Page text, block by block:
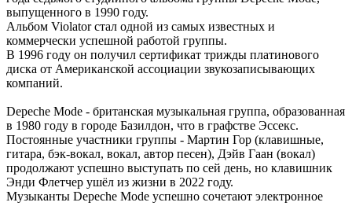
выпущенного в 1990 году.
Альбом Violator стал одной из самых известных и
коммерчески успешной работой группы.
В 1996 году он получил сертификат трижды платинового
диска от Американской ассоциации звукозаписывающих
компаний.
Depeche Mode - британская музыкальная группа, образованная
в 1980 году в городе Базилдон, что в графстве Эссекс.
Постоянные участники группы - Мартин Гор (клавишные,
гитара, бэк-вокал, вокал, автор песен), Дэйв Гаан (вокал)
продолжают успешно выступать по сей день, но клавишник
Энди Флетчер ушёл из жизни в 2022 году.
Музыканты Depeche Mode успешно сочетают электронное